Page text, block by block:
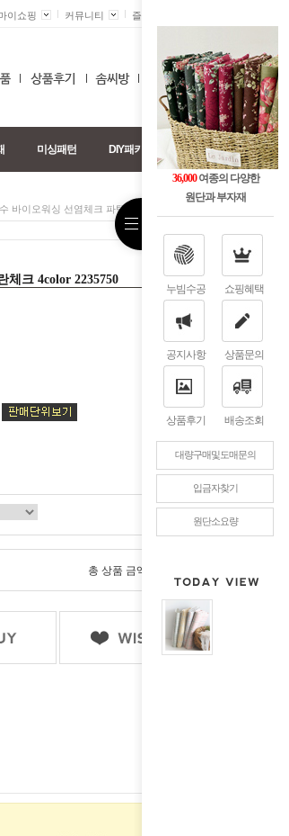
36,000여종의 다양한
원단과 부자재
누빔수공 쇼핑혜택
공지사항 상품문의
상품후기 배송조회
대량구매및도매문의
입금자찾기
원단소요량
이쇼핑 커뮤니티 즐겨찾기 +
0
미싱패턴 DIY패키지
바이오워싱 선염체크 파텔 멜란체크 4color 2235750
체크 4color 2235750
총 상품 금액